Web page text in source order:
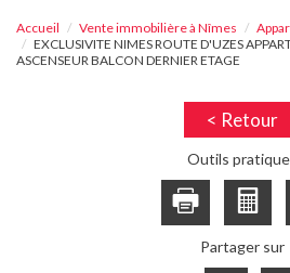
Accueil Vente immobilière à Nîmes
EXCLUSIVITE NIMES ROUTE D'UZES
ASCENSEUR BALCON DERNIER ETAGE
< Retour
Outils
Partager sur